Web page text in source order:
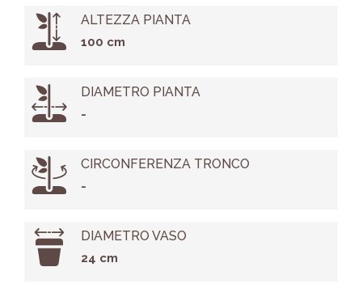
ALTEZZA PIANTA
100 cm
DIAMETRO PIANTA
-
CIRCONFERENZA TRONCO
-
DIAMETRO VASO
24 cm